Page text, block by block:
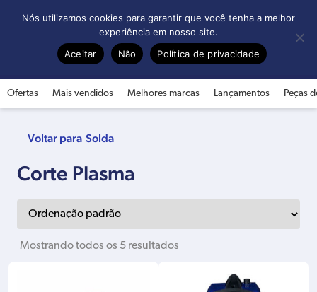
Ofertas Mais vendidos Melhores marcas Lançamentos Peças
Solda
Corte Plasma
Mostrando todos os 5 resultados
Nós utilizamos cookies para garantir que você tenha a melhor
experiência em nosso site.
Aceitar
Não Política de privacidade